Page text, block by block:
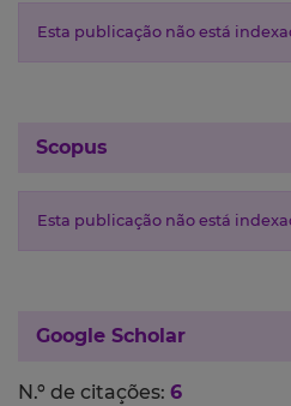
Esta publicação não está
Scopus
Esta publicação não está
Google Scholar
N.º de citações: 6